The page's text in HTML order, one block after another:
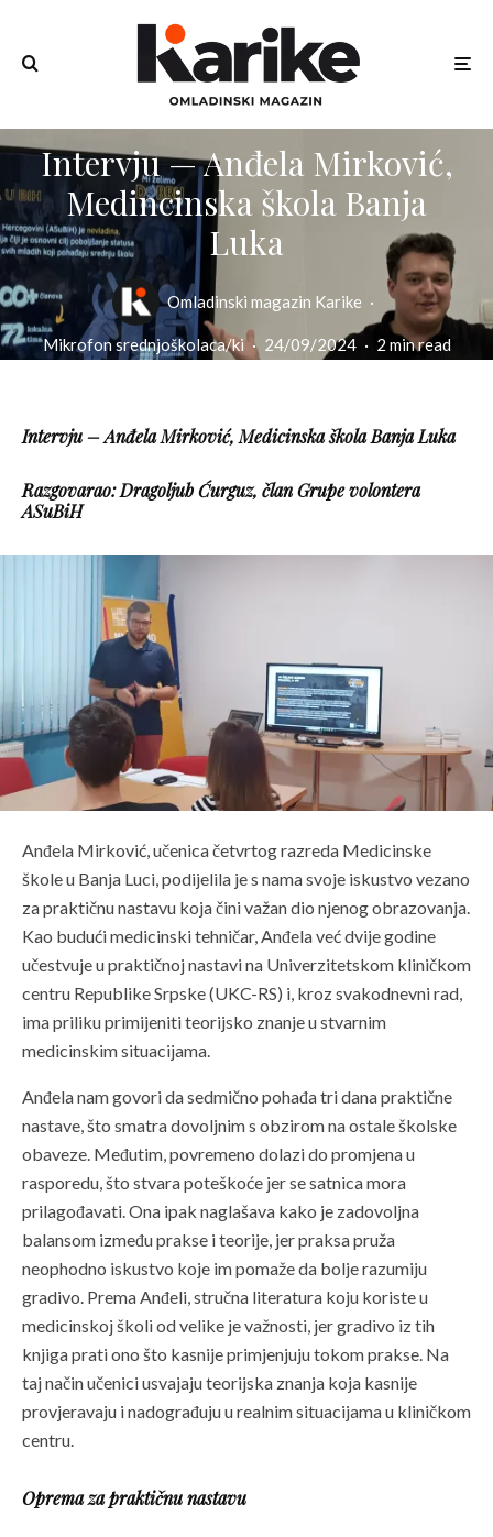
Intervju — Anđela Mirković,
Medincinska škola Banja
Luka
Omladinski magazin Karike ·
Mikrofon srednjoškolaca/ki · 24/09/2024 · 2 min read
Intervju – Anđela Mirković, Medicinska škola Banja Luka
Razgovarao: Dragoljub Ćurguz, član Grupe volontera
ASuBiH
Anđela Mirković, učenica četvrtog razreda Medicinske
škole u Banja Luci, podijelila je s nama svoje iskustvo vezano
za praktičnu nastavu koja čini važan dio njenog obrazovanja.
Kao budući medicinski tehničar, Anđela već dvije godine
učestvuje u praktičnoj nastavi na Univerzitetskom kliničkom
centru Republike Srpske (UKC-RS) i, kroz svakodnevni rad,
ima priliku primijeniti teorijsko znanje u stvarnim
medicinskim situacijama.
Anđela nam govori da sedmično pohađa tri dana praktične
nastave, što smatra dovoljnim s obzirom na ostale školske
obaveze. Međutim, povremeno dolazi do promjena u
rasporedu, što stvara poteškoće jer se satnica mora
prilagođavati. Ona ipak naglašava kako je zadovoljna
balansom između prakse i teorije, jer praksa pruža
neophodno iskustvo koje im pomaže da bolje razumiju
gradivo. Prema Anđeli, stručna literatura koju koriste u
medicinskoj školi od velike je važnosti, jer gradivo iz tih
knjiga prati ono što kasnije primjenjuju tokom prakse. Na
taj način učenici usvajaju teorijska znanja koja kasnije
provjeravaju i nadograđuju u realnim situacijama u kliničkom
centru.
Oprema za praktičnu nastavu